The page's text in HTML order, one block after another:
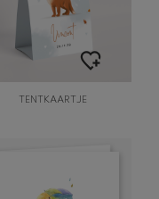
TENTKAARTJE